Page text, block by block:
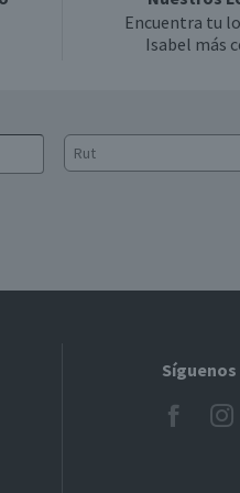
Encuentra tu
Isabel más
Síguenos